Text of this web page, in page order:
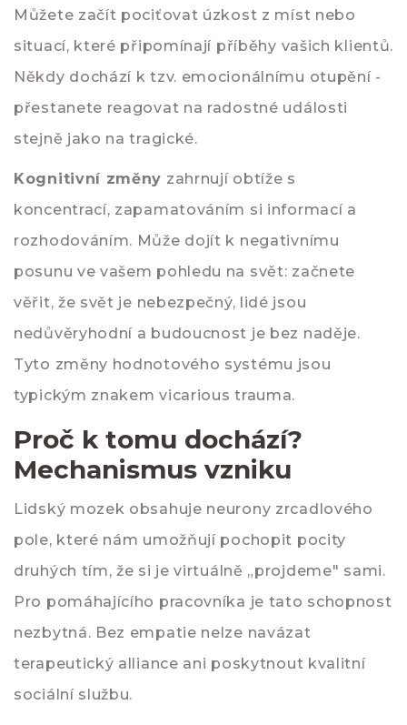
Můžete začít pociťovat úzkost z míst nebo
situací, které připomínají příběhy vašich klientů.
Někdy dochází k tzv. emocionálnímu otupění -
přestanete reagovat na radostné události
stejně jako na tragické.
Kognitivní změny zahrnují obtíže s
koncentrací, zapamatováním si informací a
rozhodováním. Může dojít k negativnímu
posunu ve vašem pohledu na svět: začnete
věřit, že svět je nebezpečný, lidé jsou
nedůvěryhodní a budoucnost je bez naděje.
Tyto změny hodnotového systému jsou
typickým znakem vicarious trauma.
Proč k tomu dochází?
Mechanismus vzniku
Lidský mozek obsahuje neurony zrcadlového
pole, které nám umožňují pochopit pocity
druhých tím, že si je virtuálně „projdeme" sami.
Pro pomáhajícího pracovníka je tato schopnost
nezbytná. Bez empatie nelze navázat
terapeutický alliance ani poskytnout kvalitní
sociální službu.